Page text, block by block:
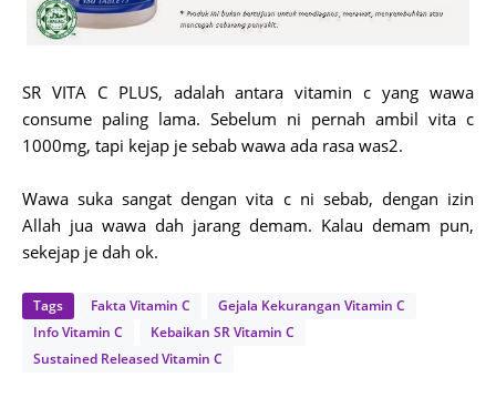
SR VITA C PLUS, adalah antara vitamin c yang wawa
consume paling lama. Sebelum ni pernah ambil vita c
1000mg, tapi kejap je sebab wawa ada rasa was2.
Wawa suka sangat dengan vita c ni sebab, dengan izin
Allah jua wawa dah jarang demam. Kalau demam pun,
sekejap je dah ok.
Tags Fakta Vitamin C
Gejala Kekurangan Vitamin C
Info Vitamin C
Kebaikan SR Vitamin C
Sustained Released Vitamin C